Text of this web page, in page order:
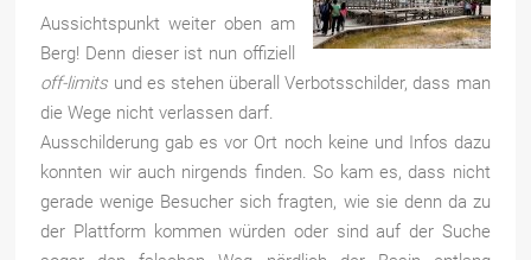
Aussichtspunkt weiter oben am
Berg! Denn dieser ist nun offiziell
off-limits und es stehen überall Verbotsschilder, dass man
die Wege nicht verlassen darf.
Ausschilderung gab es vor Ort noch keine und Infos dazu
konnten wir auch nirgends finden. So kam es, dass nicht
gerade wenige Besucher sich fragten, wie sie denn da zu
der Plattform kommen würden oder sind auf der Suche